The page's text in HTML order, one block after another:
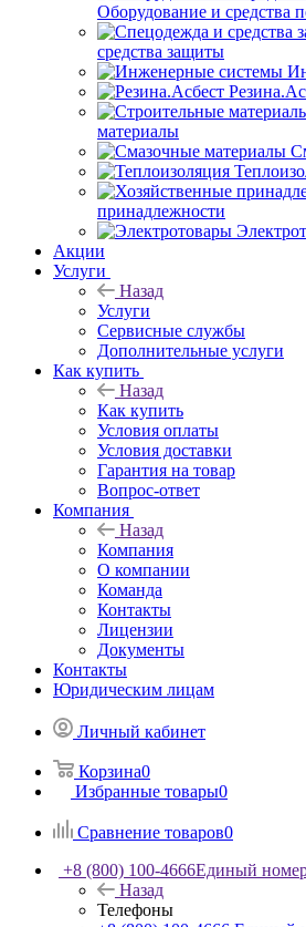
Оборудование и средства
средства защиты
материалы
принадлежности
Акции
Услуги
Назад
Услуги
Сервисные службы
Дополнительные услуги
Как купить
Назад
Как купить
Условия оплаты
Условия доставки
Гарантия на товар
Вопрос-ответ
Компания
Назад
Компания
О компании
Команда
Контакты
Лицензии
Документы
Контакты
Юридическим лицам
Личный кабинет
Корзина0
Избранные товары0
Сравнение товаров0
+8 (800) 100-4666Единый
Назад
Телефоны